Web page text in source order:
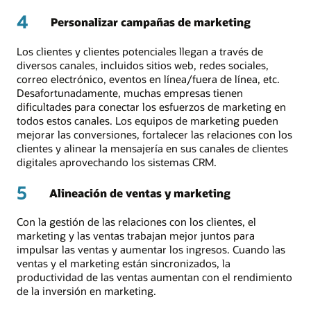
4 Personalizar campañas de marketing
Los clientes y clientes potenciales llegan a través de
diversos canales, incluidos sitios web, redes sociales,
correo electrónico, eventos en línea/fuera de línea, etc.
Desafortunadamente, muchas empresas tienen
dificultades para conectar los esfuerzos de marketing en
todos estos canales. Los equipos de marketing pueden
mejorar las conversiones, fortalecer las relaciones con los
clientes y alinear la mensajería en sus canales de clientes
digitales aprovechando los sistemas CRM.
5 Alineación de ventas y marketing
Con la gestión de las relaciones con los clientes, el
marketing y las ventas trabajan mejor juntos para
impulsar las ventas y aumentar los ingresos. Cuando las
ventas y el marketing están sincronizados, la
productividad de las ventas aumentan con el rendimiento
de la inversión en marketing.